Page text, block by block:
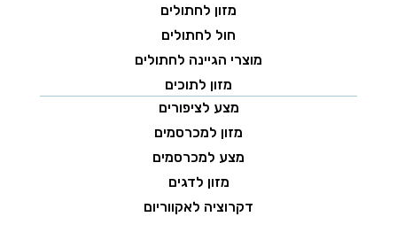
מזון לחתולים
חול לחתולים
מוצרי הגיינה לחתולים
מזון לתוכים
מצע לציפורים
מזון למכרסמים
מצע למכרסמים
מזון לדגים
דקרוציה לאקווריום